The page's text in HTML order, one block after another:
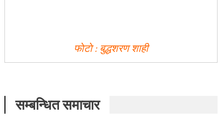
फाेटाे : बुद्धशरण शाही
सम्बन्धित समाचार